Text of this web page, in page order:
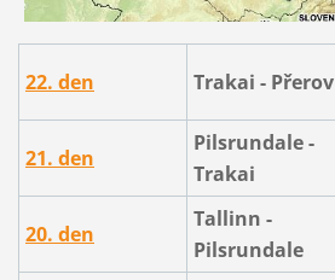
22. den Trakai - Přerov
21. den
Pilsrundale -
Trakai
20. den
Tallinn -
Pilsrundale